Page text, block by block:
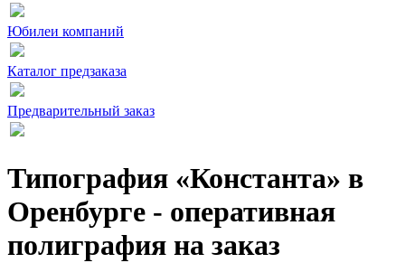
Юбилеи компаний
Каталог предзаказа
Предварительный заказ
Типография «Константа» в
Оренбурге - оперативная
полиграфия на заказ